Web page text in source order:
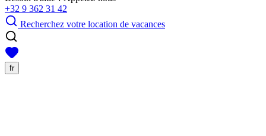
+32 9 362 31 42
Recherchez votre location de vacances
fr